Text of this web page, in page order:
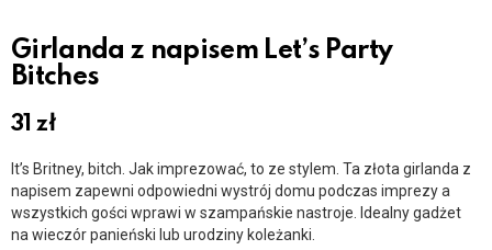
Girlanda z napisem Let’s Party
Bitches
31zł
It’s Britney, bitch. Jak imprezować, to ze stylem. Ta złota girlanda z
napisem zapewni odpowiedni wystrój domu podczas imprezy a
wszystkich gości wprawi w szampańskie nastroje. Idealny gadżet
na wieczór panieński lub urodziny koleżanki.